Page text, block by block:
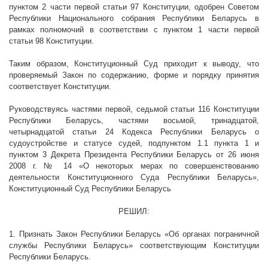
пунктом 2 части первой статьи 97 Конституции, одобрен Советом
Республики Национального собрания Республики Беларусь в
рамках полномочий в соответствии с пунктом 1 части первой
статьи 98 Конституции.
Таким образом, Конституционный Суд приходит к выводу, что
проверяемый Закон по содержанию, форме и порядку принятия
соответствует Конституции.
Руководствуясь частями первой, седьмойстатьи 116 Конституции
Республики Беларусь, частями восьмой, тринадцатой,
четырнадцатой статьи 24 Кодекса Республики Беларусь о
судоустройстве и статусе судей, подпунктом 1.1 пункта 1 и
пунктом 3 Декрета Президента Республики Беларусь от 26 июня
2008 г. № 14 «О некоторых мерах по совершенствованию
деятельности Конституционного Суда Республики Беларусь»,
Конституционный Суд Республики Беларусь
РЕШИЛ:
1. Признать Закон Республики Беларусь «Об органах пограничной
службы Республики Беларусь» соответствующим Конституции
Республики Беларусь.